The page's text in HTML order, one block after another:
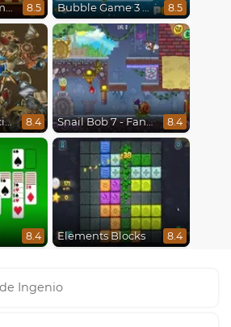
Classic Backgammon 8.5 Bubble Game 3 Christmas 8.5
Spirit of The Ancient Forest 8.4 Snail Bob 7 - Fantasy Story 8.4
8.4 Elements Blocks 8.4
Ingenio